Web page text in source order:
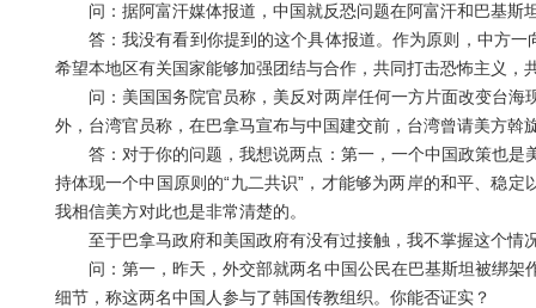
问：据阿富汗媒体报道，中国就反恐问题在阿富汗和巴基斯
答：我没有看到你提到的这个具体报道。作为原则，中方一
希望本地区有关国家能够加强团结与合作，共同打击恐怖主义
问：美国国务院官员称，美反对两岸任何一方片面改变台海
外，台湾官员称，在巴拿马宣布与中国建交前，台湾曾请美方斡
答：对于你的问题，我想说两点：第一，一个中国政策也是
持体现一个中国原则的“九二共识”，才能够为两岸的和平、稳
我相信美方对此也是非常清楚的。
至于巴拿马政府和美国政府有没有过接触，我不掌握这个情
问：第一，昨天，外交部就两名中国公民在巴基斯坦被绑架
细节，称这两名中国人参与了韩国传教组织。你能否证实？